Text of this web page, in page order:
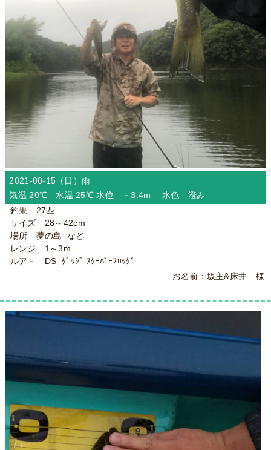
2021-08-15（日）雨
気温 20℃ 水温 25℃ 水位 －3.4m 水色 澄み
釣果 27匹
サイズ 28～42cm
場所 夢の島 など
レンジ 1～3m
ルア－ DS ﾀﾞｯｼﾞ ｽｸｰﾊﾟｰﾌﾛｯｸﾞ
お名前：坂主&床井 様